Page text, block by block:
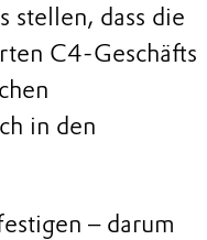
stellen, dass die
C4-Geschäfts
in den
– darum